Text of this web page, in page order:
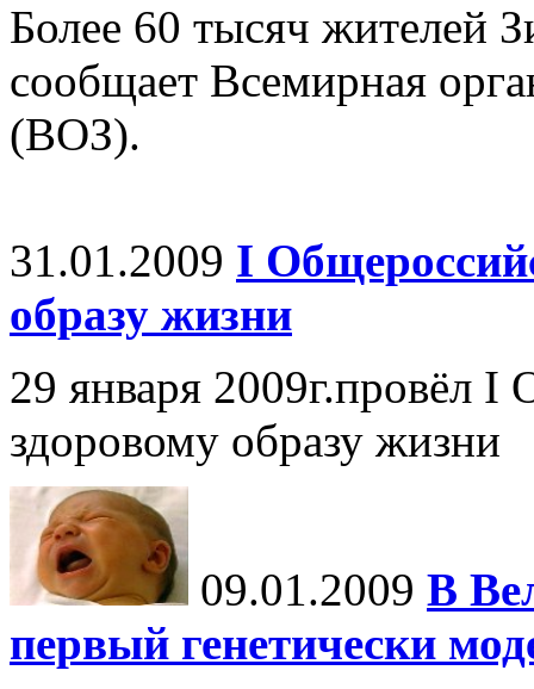
Более 60 тысяч жителей
сообщает Всемирная
(ВОЗ).
31.01.2009 I
образу жизни
29 января 2009г.провёл
здоровому образу жизни
09.01.2009 В
первый генетически